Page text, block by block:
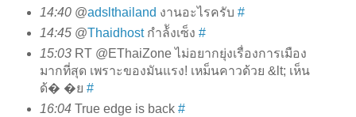
14:40@adslthailand งานอะไรครับ #
14:45@Thaidhostกำล้ังเซ็ง #
15:03RT @EThaiZone ไม่อยากยุ่งเรื่องการเมือง
มากที่สุด เพราะของมันแรง! เหม็นคาวด้วย &lt; เห็น
ด้� �ย #
16:04True edge is back #